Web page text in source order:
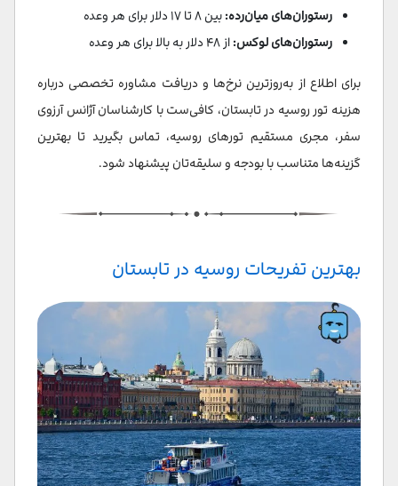
رستوران‌های میان‌رده:بین ۸ تا ۱۷ دلار برای هر وعده
رستوران‌های لوکس:از ۴۸ دلار به بالا برای هر وعده
برای اطلاع از به‌روزترین نرخ‌ها و دریافت مشاوره تخصصی درباره
هزینه تور روسیه در تابستان، کافی‌ست با کارشناسان آژانس آرزوی
سفر، مجری مستقیم تورهای روسیه، تماس بگیرید تا بهترین
گزینه‌ها متناسب با بودجه‌ و سلیقه‌تان پیشنهاد شود.
بهترین تفریحات روسیه در تابستان